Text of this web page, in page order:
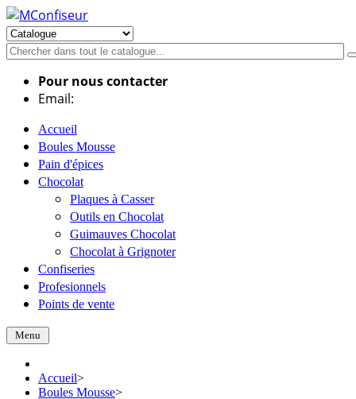
Pour nous contacter
Email:
Accueil
Boules Mousse
Pain d'épices
Chocolat
Plaques à Casser
Outils en Chocolat
Guimauves Chocolat
Chocolat à Grignoter
Confiseries
Profesionnels
Points de vente
Menu
Accueil>
Boules Mousse>